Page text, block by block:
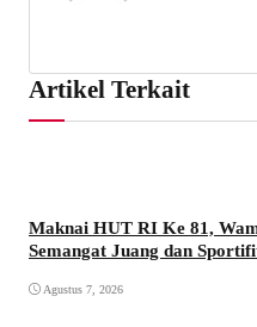
Artikel Terkait
Maknai HUT RI Ke 81,
Semangat Juang dan
Agustus 7, 2026